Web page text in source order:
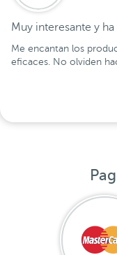
Muy interesante y
Me encantan los
eficaces. No olviden